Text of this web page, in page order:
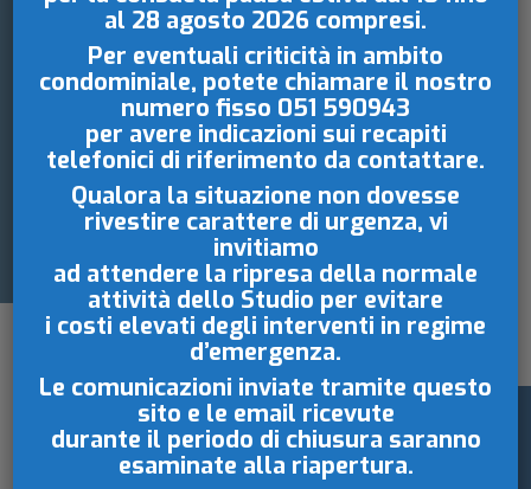
CONTABILITÀ
CONDOMINIALE
IN IN
OUTSOURCING
CONTABILITÀ
CONDOMINIALE
al 28 agosto 2026 compresi.
Per eventuali criticità in ambito
condominiale, potete chiamare il nostro
numero fisso 051 590943
per avere indicazioni sui recapiti
telefonici di riferimento da contattare.
Qualora la situazione non dovesse
rivestire carattere di urgenza, vi
invitiamo
ad attendere la ripresa della normale
attività dello Studio per evitare
i costi elevati degli interventi in regime
d’emergenza.
Le comunicazioni inviate tramite questo
sito e le email ricevute
durante il periodo di chiusura saranno
esaminate alla riapertura.